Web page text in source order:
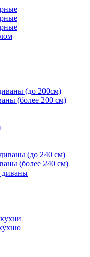
(до 200см)
(более 200 см)
(до 240 см)
(более 240 см)
диваны